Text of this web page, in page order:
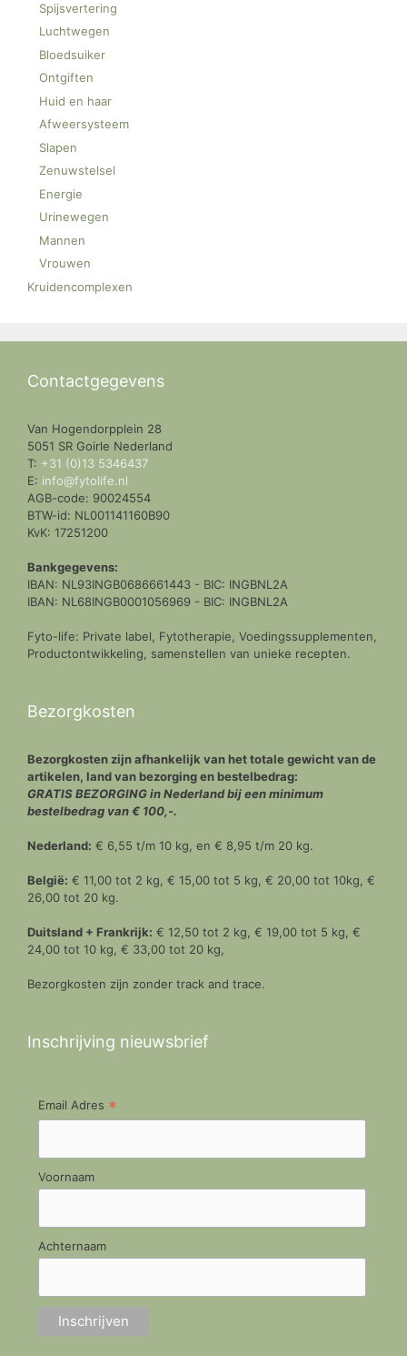
Spijsvertering
Luchtwegen
Bloedsuiker
Ontgiften
Huid en haar
Afweersysteem
Slapen
Zenuwstelsel
Energie
Urinewegen
Mannen
Vrouwen
Kruidencomplexen
Contactgegevens
Van Hogendorpplein 28
5051 SR Goirle Nederland
T: +31 (0)13 5346437
E: info@fytolife.nl
AGB-code: 90024554
BTW-id: NL001141160B90
KvK: 17251200
Bankgegevens:
IBAN: NL93INGB0686661443 - BIC: INGBNL2A
IBAN: NL68INGB0001056969 - BIC: INGBNL2A
Fyto-life: Private label, Fytotherapie, Voedingssupplementen,
Productontwikkeling, samenstellen van unieke recepten.
Bezorgkosten
Bezorgkosten zijn afhankelijk van het totale gewicht van de
artikelen, land van bezorging en bestelbedrag:
GRATIS BEZORGING in Nederland bij een minimum
bestelbedrag van € 100,-.
Nederland: € 6,55 t/m 10 kg, en € 8,95 t/m 20 kg.
België: € 11,00 tot 2 kg, € 15,00 tot 5 kg, € 20,00 tot 10kg, €
26,00 tot 20 kg.
Duitsland + Frankrijk: € 12,50 tot 2 kg, € 19,00 tot 5 kg, €
24,00 tot 10 kg, € 33,00 tot 20 kg,
Bezorgkosten zijn zonder track and trace.
Inschrijving nieuwsbrief
Email Adres *
Voornaam
Achternaam